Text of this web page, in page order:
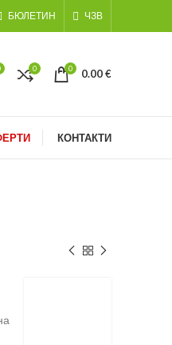
БЮЛЕТИН ЧЗВ
0 0 0.00€
КОНТАКТИ